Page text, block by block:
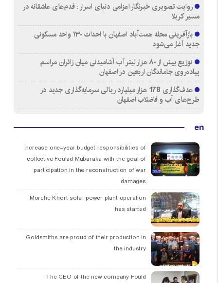
روایت تصویری خبرنگار اعزامی دنیای اسرار : قدم‌های عاشقانه در
مسیر کربلا
بازآفرینی محله همت‌آباد اصفهان با احداث ۱۳۰ واحد مسکونی
جدید آغاز می‌شود
توزیع بیش از ۸۰ هزار لیتر آب آشامیدنی میان زائران مراسم
پیاده‌روی جاماندگان اربعین در اصفهان
هدف‌گذاری 178 هزار میلیارد ریالی سرمایه‌گذاری جدید در
طرح‌های آب و فاضلاب اصفهان
en
Increase one-year budget responsibilities of
collective Foulad Mubaraka with the goal of
participation in the reconstruction of war
damages
Morche Khort solar power plant operation
has started
Goldsmiths are proud of their production in
the industry
The CEO of the new company Fould